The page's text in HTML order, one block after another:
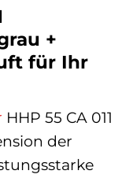
+
für Ihr
HHP 55 CA 011
der